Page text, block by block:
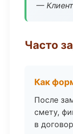
—
Часто
Как
После
смету,
в